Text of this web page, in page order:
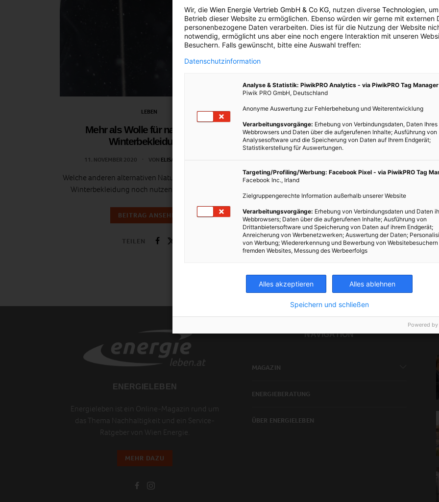
LEBEN
Mehr als Wolle für nachhaltige
Winterbekleidung?
11. NOVEMBER 2020 VON ELISABETH DEMETER
Welche anderen alternativen Naturmaterialien wir für
Winterbekleidung noch nutzen können und wie.
BEITRAG ANSEHEN
TEILEN
ENERGIELEBEN
Energieleben ist ein Online-Magazin rund um
das Thema Nachhaltigkeit und ein Service-
Ratgeber von Wien Energie.
MEHR DAZU
NAVIGATION
MAGAZIN
ENERGIEBERATUNG
ÜBER ENERGIELEBEN
Wir, die Wien Energie Vertrieb GmbH & Co KG, nutzen diverse Technologien,
Betrieb dieser Website zu ermöglichen. Ebenso würden wir gerne mit externen
personenbezogene Daten verarbeiten. Dies ist für die Nutzung der Website
notwendig, ermöglicht uns aber eine noch engere Interaktion mit unseren
Besuchern. Falls gewünscht, bitte eine Auswahl treffen:
Datenschutzinformation
Analyse & Statistik: PiwikPRO Analytics - via PiwikPRO Tag Manager
Piwik PRO GmbH, Deutschland
Anonyme Auswertung zur Fehlerbehebung und Weiterentwicklung
Verarbeitungsvorgänge: Erhebung von Verbindungsdaten, Daten Ihres
Webbrowsers und Daten über die aufgerufenen Inhalte; Ausführung von
Analysesoftware und die Speicherung von Daten auf Ihrem Endgerät;
Statistikerstellung für Auswertungen.
Targeting/Profiling/Werbung: Facebook Pixel - via PiwikPRO Tag
Facebook Inc., Irland
Zielgruppengerechte Information außerhalb unserer Website
Verarbeitungsvorgänge: Erhebung von Verbindungsdaten und Daten
Webbrowsers; Daten über die aufgerufenen Inhalte; Ausführung von
Drittanbietersoftware und Speicherung von Daten auf ihrem Endgerät;
Anreicherung von Werbenetzwerken; Auswertung der Daten;
von Werbung; Wiedererkennung und Bewerbung von
fremden Websites, Messung des Werbeerfolgs
Alles akzeptieren Alles ablehnen
Speichern und schließen
Powered by